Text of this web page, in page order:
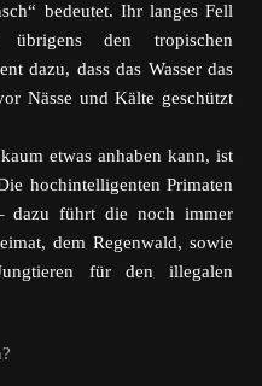
bedeutet. Ihr langes Fell
übrigens den tropischen
dazu, dass das Wasser das
Nässe und Kälte geschützt
etwas anhaben kann, ist
hochintelligenten Primaten
dazu führt die noch immer
dem Regenwald, sowie
für den illegalen